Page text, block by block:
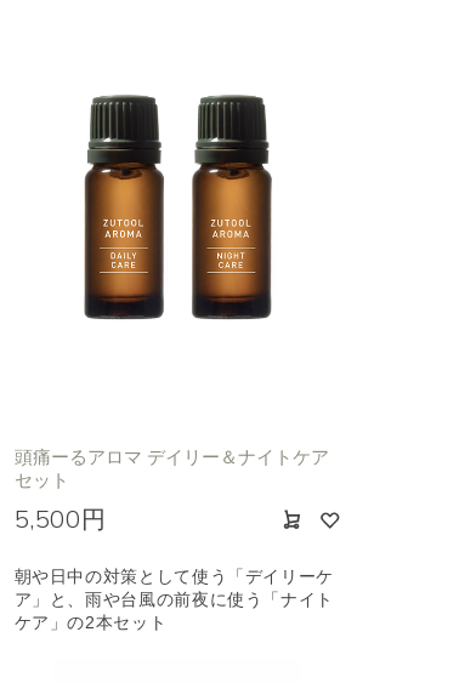
頭痛ーるアロマ デイリー＆ナイトケア
セット
5,500円
朝や日中の対策として使う「デイリーケ
ア」と、雨や台風の前夜に使う「ナイト
ケア」の2本セット